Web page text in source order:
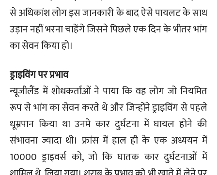
से अधिकांश लोग इस जानकारी के बाद ऐसे पायलट के साथ
उड़ान नहीं भरना चाहेंगे जिसने पिछले एक दिन के भीतर भांग
का सेवन किया हो।
ड्राइविंग पर प्रभाव
न्यूजीलैंड में शोधकर्ताओं ने पाया कि वह लोग जो नियमित
रूप से भांग का सेवन करते थे और जिन्होंने ड्राइविंग से पहले
धूम्रपान किया था उनमे कार दुर्घटना में घायल होने की
संभावना ज्यादा थी। फ्रांस में हाल ही के एक अध्ययन में
10000 ड्राइवर्स को, जो कि घातक कार दुर्घटनाओं में